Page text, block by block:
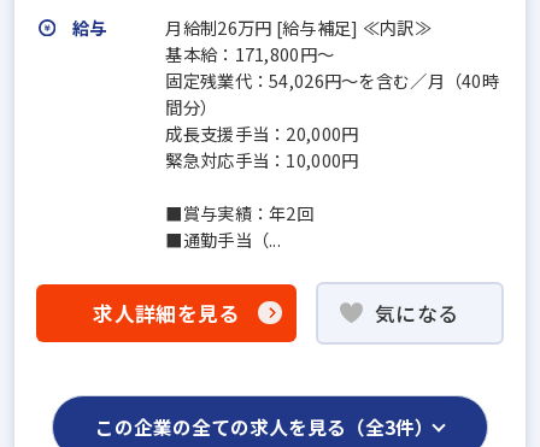
給与
月給制26万円 [給与補足] ≪内訳≫
基本給：171,800円～
固定残業代：54,026円～を含む／月（40時
間分）
成長支援手当：20,000円
緊急対応手当：10,000円
■賞与実績：年2回
■通勤手当（...
求人詳細を見る 気になる
この企業の全ての求人を見る（全3件）